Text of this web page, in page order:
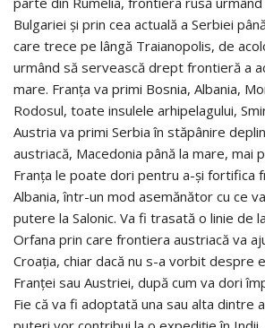
Bulgariei și prin cea actuală a Serbiei
care trece pe lângă Traianopolis, de
urmând să servească drept frontieră a
mare. Franța va primi Bosnia, Albania,
Rodosul, toate insulele arhipelagului,
Austria va primi Serbia în stăpânire
austriacă, Macedonia până la mare, mai
Franța le poate dori pentru a-și fortifica
Albania, într-un mod asemănător cu ce
putere la Salonic. Va fi trasată o linie de
Orfana prin care frontiera austriacă va
Croația, chiar dacă nu s-a vorbit despre
Franței sau Austriei, după cum va dori
Fie că va fi adoptată una sau alta dintre